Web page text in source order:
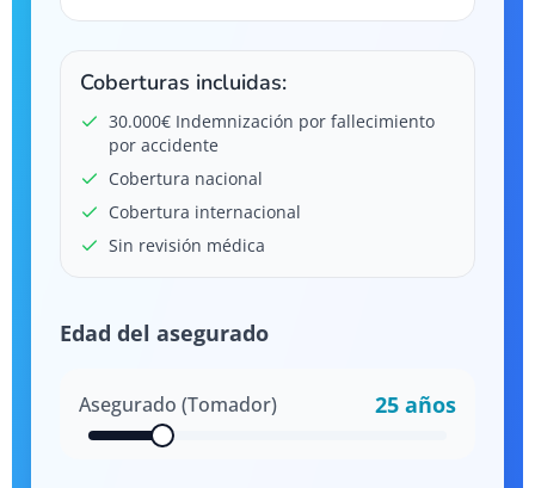
Coberturas incluidas:
30.000€ Indemnización por fallecimiento
por accidente
Cobertura nacional
Cobertura internacional
Sin revisión médica
Edad del asegurado
Asegurado (Tomador) 25 años